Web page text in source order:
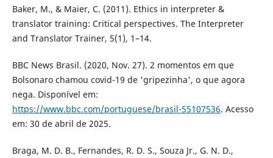
Baker, M., & Maier, C. (2011). Ethics in interpreter &
translator training: Critical perspectives. The Interpreter
and Translator Trainer, 5(1), 1–14.
BBC News Brasil. (2020, Nov. 27). 2 momentos em que
Bolsonaro chamou covid-19 de 'gripezinha', o que agora
nega. Disponível em:
https://www.bbc.com/portuguese/brasil-55107536. Acesso
em: 30 de abril de 2025.
Braga, M. D. B., Fernandes, R. D. S., Souza Jr., G. N. D.,